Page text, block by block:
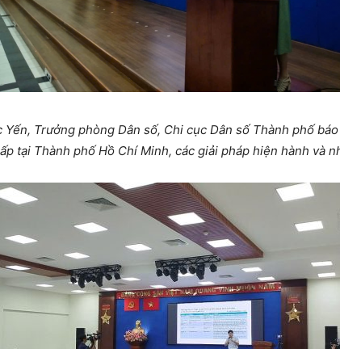
Yến, Trưởng phòng Dân số, Chi cục Dân số Thành phố
tại Thành phố Hồ Chí Minh, các giải pháp hiện hành và